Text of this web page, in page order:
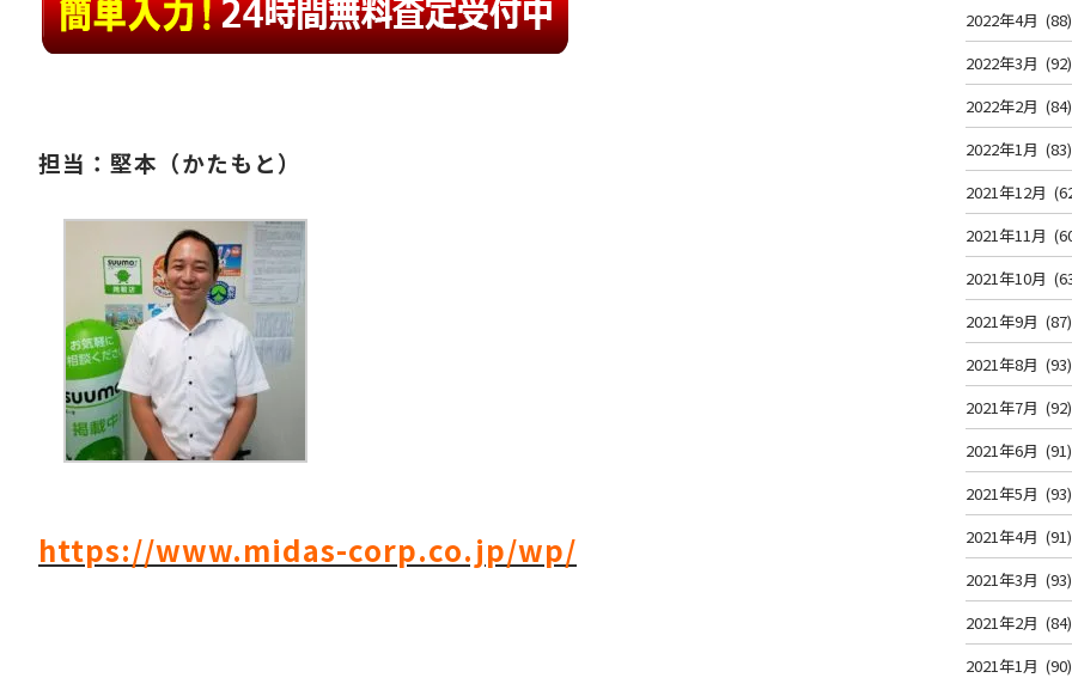
担当：堅本（かたもと）
https://www.midas-corp.co.jp/wp/
2022年4月 (88)
2022年3月 (92)
2022年2月 (84)
2022年1月 (83)
2021年12月
2021年11月
2021年10月
2021年9月 (87)
2021年8月 (93)
2021年7月 (92)
2021年6月 (91)
2021年5月 (93)
2021年4月 (91)
2021年3月 (93)
2021年2月 (84)
2021年1月 (90)